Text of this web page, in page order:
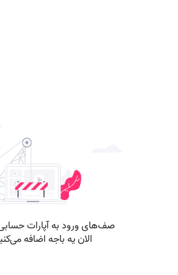
صف‌های ورود به آپارات
الان یه باجه اضافه